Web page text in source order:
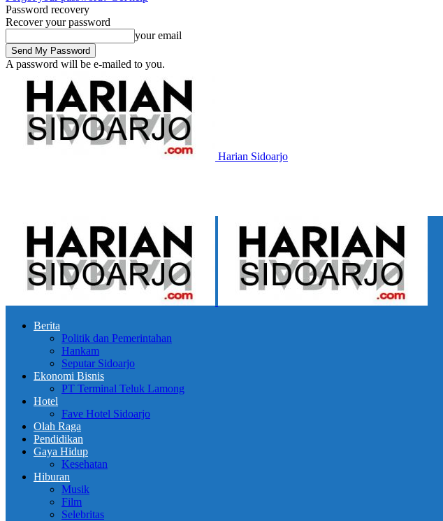
Password recovery
Recover your password
your email
A password will be e-mailed to you.
Harian Sidoarjo
Berita
Politik dan Pemerintahan
Hankam
Seputar Sidoarjo
Ekonomi Bisnis
PT Terminal Teluk Lamong
Hotel
Fave Hotel Sidoarjo
Olah Raga
Pendidikan
Gaya Hidup
Kesehatan
Hiburan
Musik
Film
Selebritas